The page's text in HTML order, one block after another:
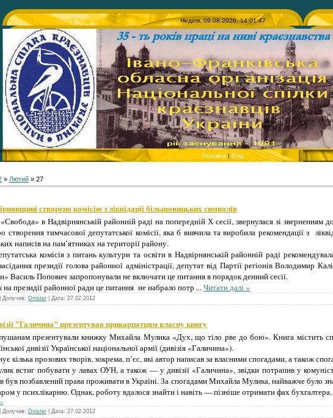
Неділя, 09.08.2026, 14:01:47
Головна | Вхід
» Лютий » 27
створено комісію з ліквідації більшовицьких символів
в Надвірнянській районній раді на попередній Х сесії, звернулася зі зверненням
створення тимчасової депутатської комісії, яка б вивчила та виробила рекомендації з
написів на пам’ятниках на території району.
комісія з питань культури та освіти в Надвірнянській районній раді
президії голова районної адміністрації, депутат від Партії регіонів Володимир
Василь Попович запропонували не включати це питання в порядок денний сесії.
на президії районної ради це питання не набрало потр ...Читати далі »
Долучив: Dnister | Дата: 27.02.2012
"Галичина" презентував прикарпатцям власну книгу
презентували книжку Михайла Мулика «Дух, що тіло рве до бою». Книга містить
дивізії Української національної армії (дивізія «Галичина»).
кілька прозових творів, зокрема, п’єс, які автор написав за власними спогадами, а також
встиг побувати у лавах ОУН, а також — у дивізії «Галичина», звідки потрапив у
був позбавлений права проживати в Україні. За спогадами Михайла Мулика, найважче було
у психлікарню. Однак, роботу вдалося знайти і навіть — пізніше отримати фах
Долучив: Dnister | Дата: 27.02.2012